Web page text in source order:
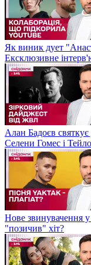
Як виник дует
Ексклюзивне
Алан Бадоєв
Селени Гомес і
Нове звинувачення
"позичив" хіт?